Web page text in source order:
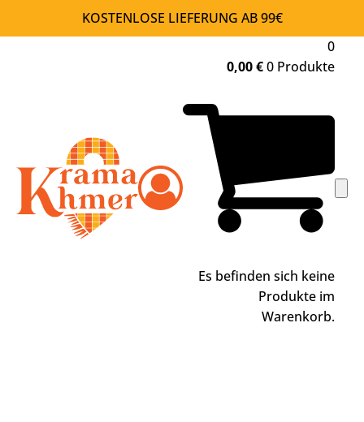
KOSTENLOSE LIEFERUNG AB 99€
0
0,00€0 Produkte
Es befinden sich keine
Produkte im
Warenkorb.